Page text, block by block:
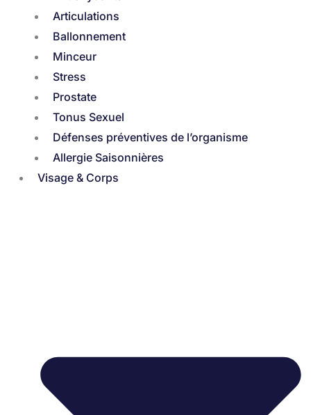
Articulations
Ballonnement
Minceur
Stress
Prostate
Tonus Sexuel
Défenses préventives de l’organisme
Allergie Saisonnières
Visage & Corps